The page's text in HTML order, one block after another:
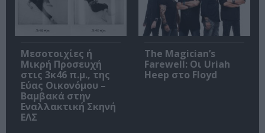
Μεσοτοιχίες ή
Μικρή Προσευχή
στις 3κ46 π.μ., της
Εύας Οικονόμου –
Βαμβακά στην
Εναλλακτική Σκηνή
ΕΛΣ
The Magician’s
Farewell: Οι Uriah
Heep στο Floyd